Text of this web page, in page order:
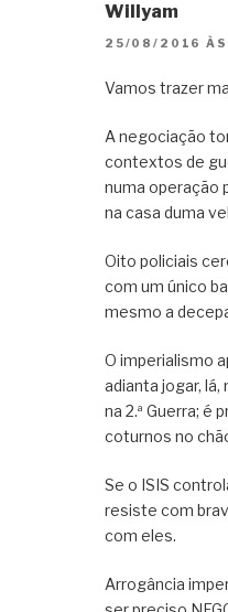
Willyam
25/08/2016 ÀS
Vamos trazer
A negociação
contextos de
numa operação
na casa duma
Oito policiais
com um único
mesmo a
O imperialismo
adianta jogar, lá,
na 2.ª Guerra; é
coturnos no
Se o ISIS
resiste com
com eles.
Arrogância